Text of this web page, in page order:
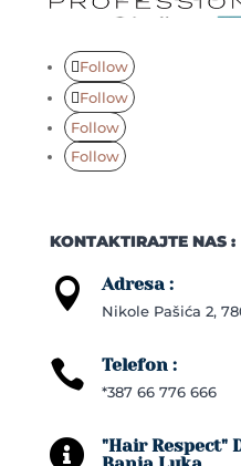
Follow
Follow
Follow
Follow
KONTAKTIRAJTE NAS :
 Adresa :
Nikole Pašića 2,
 Telefon :
*387 66 776 666

"Hair Respect"